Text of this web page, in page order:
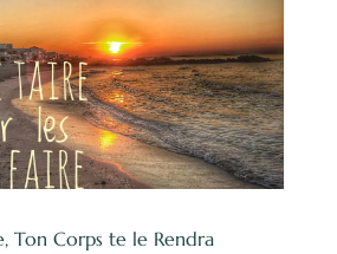
Ton Corps te le Rendra